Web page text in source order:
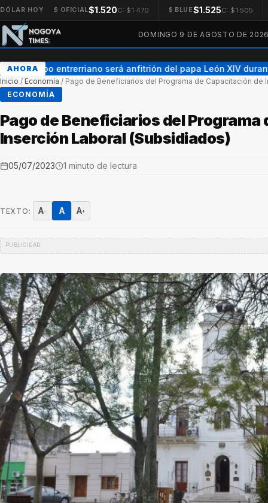
DÓLAR HOY $ OFICIAL$1.520C: $1.470 $ BLUE$1.525C: $1.505
DOMINGO 9 DE AGOSTO DE
AHORA
Un obispo entrerriano será anfitrión del papa León XIV
Inicio / Economía / Pago de Beneficiarios del Programa de Capacitación de
ECONOMÍA
Pago de Beneficiarios del Programa
Inserción Laboral (Subsidiados)
05/07/2023 1 minuto de lectura
TEXTO: A− A A+